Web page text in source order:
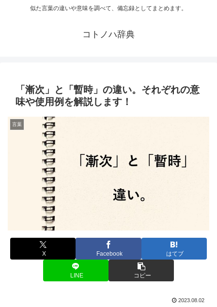
似た言葉の違いや意味を調べて、備忘録としてまとめます。
コトノハ辞典
「漸次」と「暫時」の違い。それぞれの意
味や使用例を解説します！
言葉
X Facebook はてブ
LINE コピー
2023.08.02